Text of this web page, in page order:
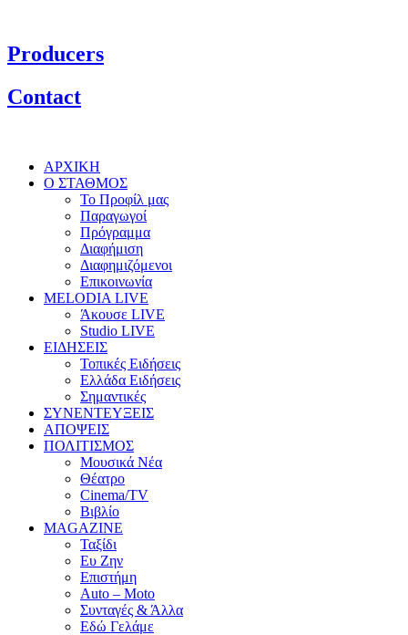
Producers
Contact
ΑΡΧΙΚΗ
Ο ΣΤΑΘΜΟΣ
Το Προφίλ μας
Παραγωγοί
Πρόγραμμα
Διαφήμιση
Διαφημιζόμενοι
Επικοινωνία
MELODIA LIVE
Άκουσε LIVE
Studio LIVE
ΕΙΔΗΣΕΙΣ
Τοπικές Ειδήσεις
Ελλάδα Ειδήσεις
Σημαντικές
ΣΥΝΕΝΤΕΥΞΕΙΣ
ΑΠΟΨΕΙΣ
ΠΟΛΙΤΙΣΜΟΣ
Μουσικά Νέα
Θέατρο
Cinema/TV
Βιβλίο
MAGAZINE
Ταξίδι
Ευ Ζην
Επιστήμη
Auto – Moto
Συνταγές & Άλλα
Εδώ Γελάμε